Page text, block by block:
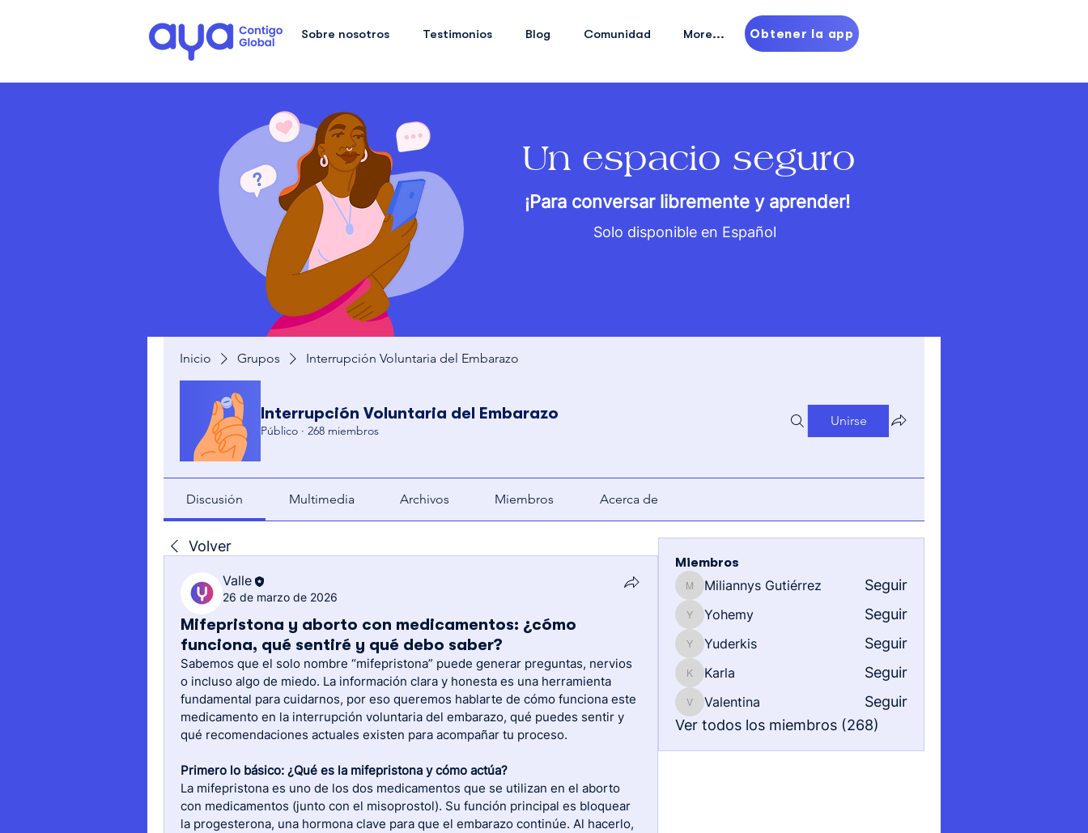
Sobre nosotros Testimonios Blog Comunidad More... Obtener la app
Solo disponible en Español
Un espacio seguro
¡Para conversar libremente y aprender!
Inicio Grupos Interrupción Voluntaria del Embarazo
Interrupción Voluntaria del Embarazo
Público · 268 miembros
Unirse
Discusión Multimedia Archivos Miembros Acerca de
Volver
Valle
26 de marzo de 2026
Mifepristona y aborto con medicamentos: ¿cómo
funciona, qué sentiré y qué debo saber?
Sabemos que el solo nombre “mifepristona” puede generar preguntas, nervios
o incluso algo de miedo. La información clara y honesta es una herramienta
fundamental para cuidarnos, por eso queremos hablarte de cómo funciona este
medicamento en la interrupción voluntaria del embarazo, qué puedes sentir y
qué recomendaciones actuales existen para acompañar tu proceso.
Primero lo básico: ¿Qué es la mifepristona y cómo actúa?
La mifepristona es uno de los dos medicamentos que se utilizan en el aborto
con medicamentos (junto con el misoprostol). Su función principal es bloquear
la progesterona, una hormona clave para que el embarazo continúe. Al hacerlo,
Miembros
Miliannys Gutiérrez
Miliannys Gutiérrez Seguir
Yohemy
Yohemy Seguir
Yuderkis
Yuderkis Seguir
KarlaKarla Seguir
Valentina
Valentina
Seguir
Ver todos los miembros (268)